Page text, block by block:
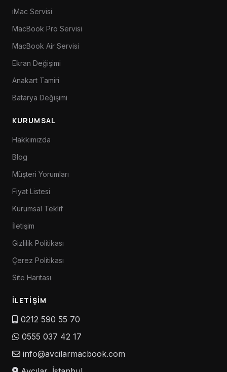
iMac Servisi
MacBook Pro Servisi
MacBook Air Servisi
Ekran Değişimi
Anakart Tamiri
Batarya Değişimi
KURUMSAL
Hakkımızda
Blog
Müşteri Yorumları
Fiyat Listesi
Kurumsal Teklif
İletişim
Gizlilik Politikası
Çerez Politikası
Site Haritası
İLETIŞIM
0212 590 55 70
0555 037 42 17
info@avcilarmacbook.com